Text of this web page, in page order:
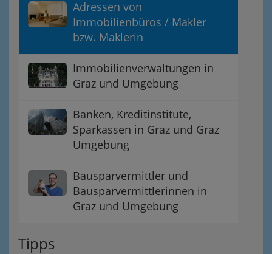
Adressen von
Immobilienbüros / Makler
bzw. Maklerin
Immobilienverwaltungen in
Graz und Umgebung
Banken, Kreditinstitute,
Sparkassen in Graz und Graz
Umgebung
Bausparvermittler und
Bausparvermittlerinnen in
Graz und Umgebung
Tipps